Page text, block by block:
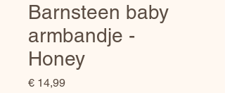
Barnsteen baby
armbandje -
Honey
€ 14,99Prijs